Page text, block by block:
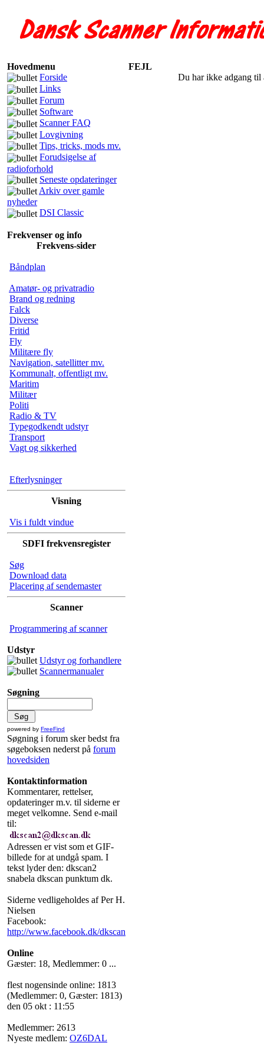
Hovedmenu
Forside
Links
Forum
Software
Scanner FAQ
Lovgivning
Tips, tricks, mods mv.
Forudsigelse af
radioforhold
Seneste opdateringer
Arkiv over gamle
nyheder
DSI Classic
Frekvenser og info
Frekvens-sider
Båndplan
Amatør- og privatradio
Brand og redning
Falck
Diverse
Fritid
Fly
Militære fly
Navigation, satellitter mv.
Kommunalt, offentligt mv.
Maritim
Militær
Politi
Radio & TV
Typegodkendt udstyr
Transport
Vagt og sikkerhed
Efterlysninger
Visning
Vis i fuldt vindue
SDFI frekvensregister
Søg
Download data
Placering af sendemaster
Scanner
Programmering af scanner
Udstyr
Udstyr og forhandlere
Scannermanualer
Søgning
powered by FreeFind
Søgning i forum sker bedst fra
søgeboksen nederst på forum
hovedsiden
Kontaktinformation
Kommentarer, rettelser,
opdateringer m.v. til siderne er
meget velkomne. Send e-mail
til:
Adressen er vist som et GIF-
billede for at undgå spam. I
tekst lyder den: dkscan2
snabela dkscan punktum dk.
Siderne vedligeholdes af Per H.
Nielsen
Facebook:
http://www.facebook.dk/dkscan
Online
Gæster: 18, Medlemmer: 0 ...
flest nogensinde online: 1813
(Medlemmer: 0, Gæster: 1813)
den 05 okt : 11:55
Medlemmer: 2613
Nyeste medlem: OZ6DAL
FEJL
Du har ikke adgang til